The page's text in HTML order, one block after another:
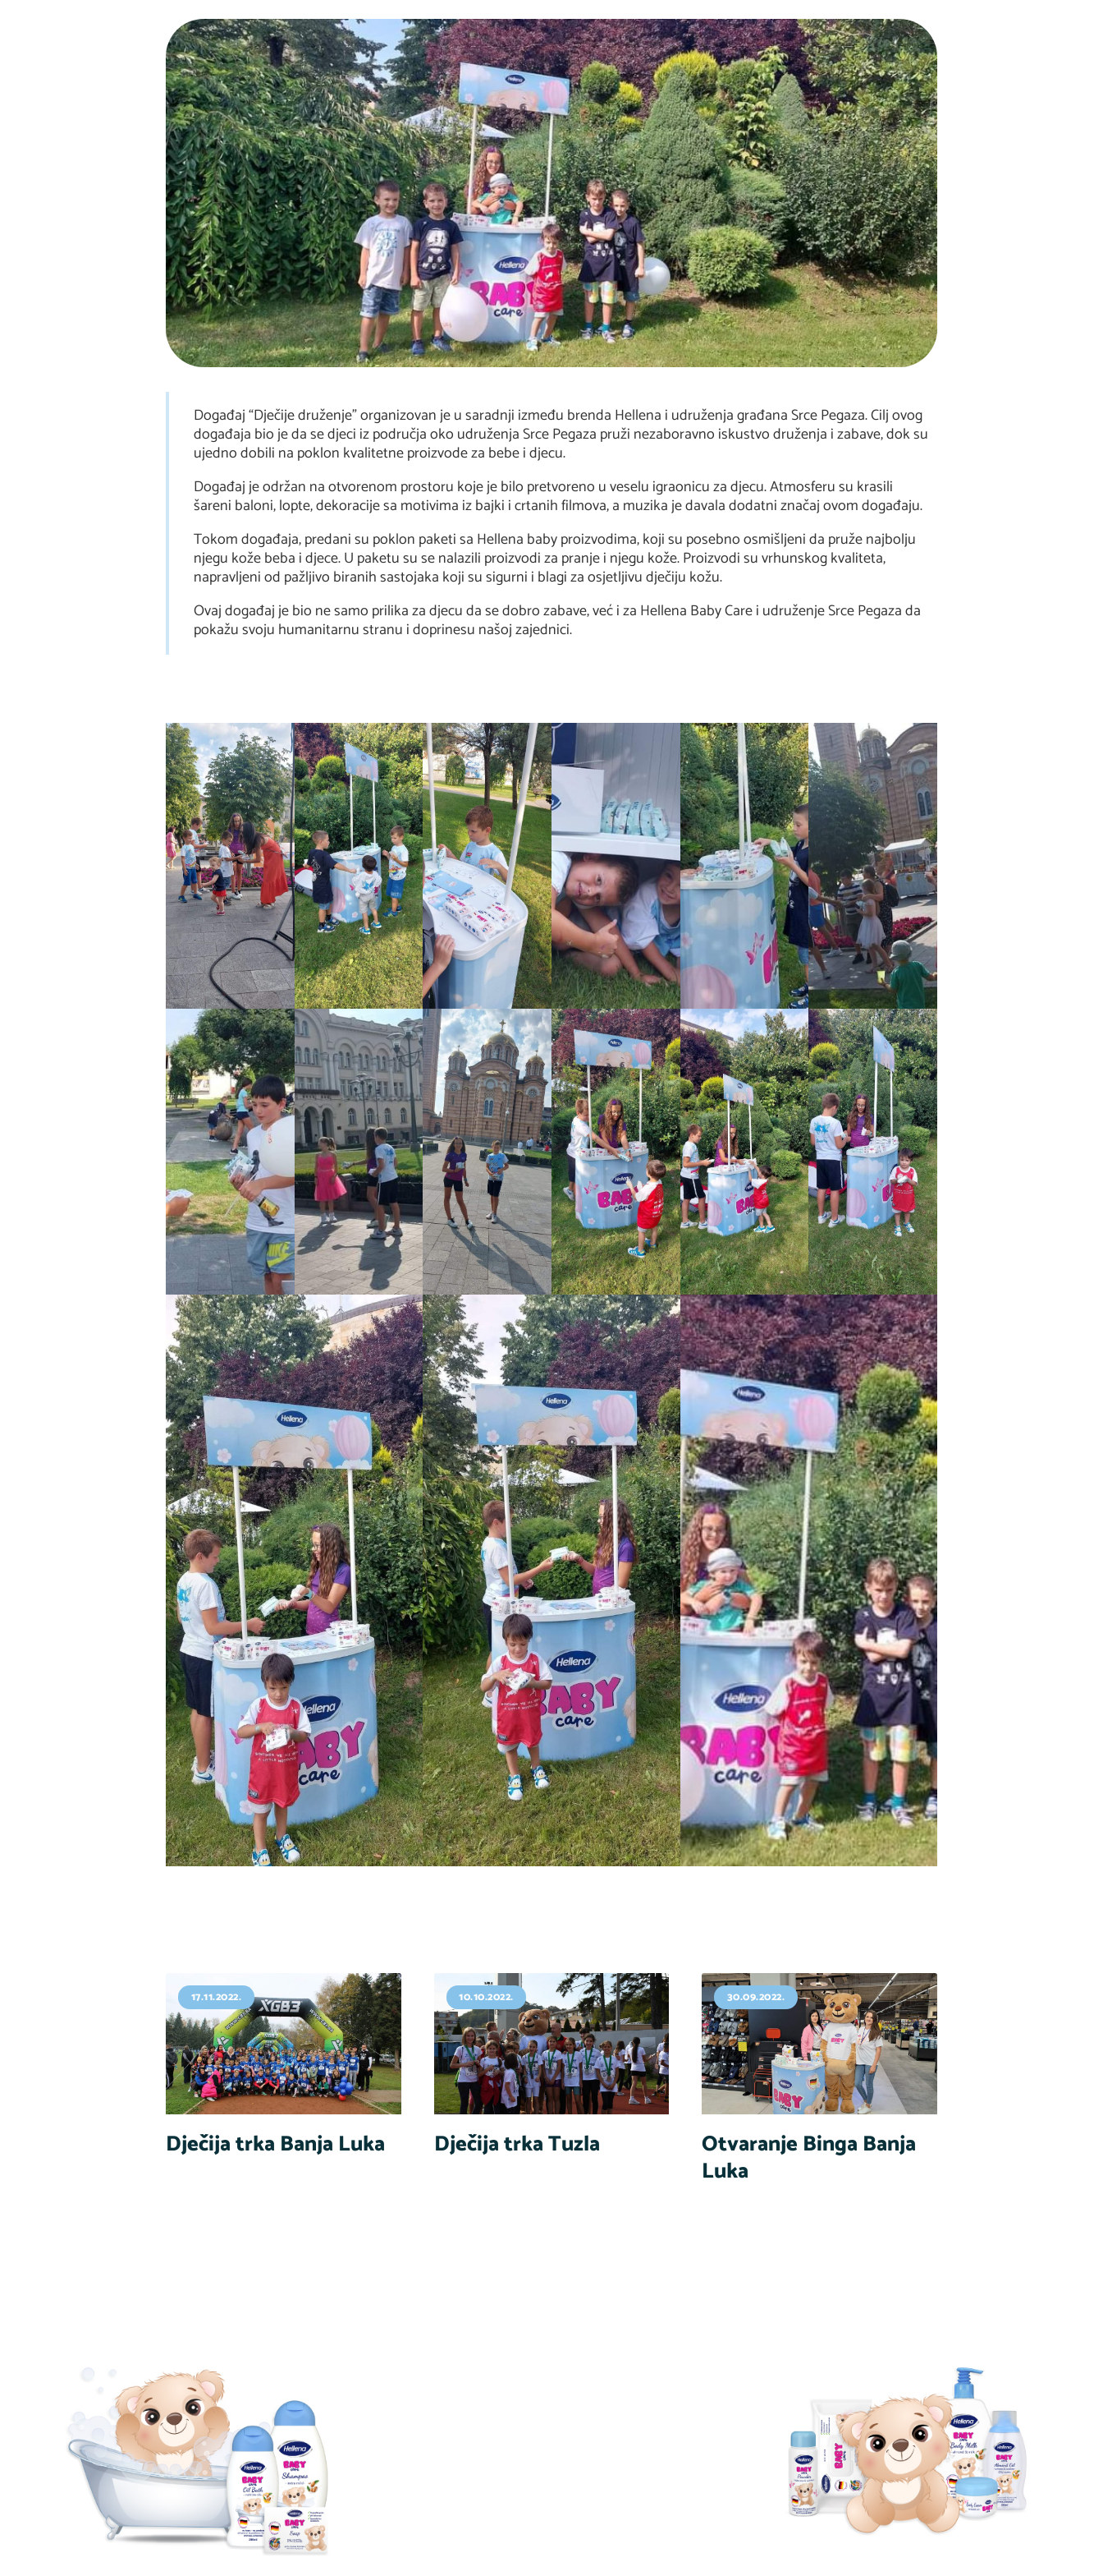
Događaj “Dječije druženje” organizovan je u saradnji između brenda Hellena i udruženja građana Srce Pegaza. Cilj ovog
događaja bio je da se djeci iz područja oko udruženja Srce Pegaza pruži nezaboravno iskustvo druženja i zabave, dok su
ujedno dobili na poklon kvalitetne proizvode za bebe i djecu.
Događaj je održan na otvorenom prostoru koje je bilo pretvoreno u veselu igraonicu za djecu. Atmosferu su krasili
šareni baloni, lopte, dekoracije sa motivima iz bajki i crtanih filmova, a muzika je davala dodatni značaj ovom događaju.
Tokom događaja, predani su poklon paketi sa Hellena baby proizvodima, koji su posebno osmišljeni da pruže najbolju
njegu kože beba i djece. U paketu su se nalazili proizvodi za pranje i njegu kože. Proizvodi su vrhunskog kvaliteta,
napravljeni od pažljivo biranih sastojaka koji su sigurni i blagi za osjetljivu dječiju kožu.
Ovaj događaj je bio ne samo prilika za djecu da se dobro zabave, već i za Hellena Baby Care i udruženje Srce Pegaza da
pokažu svoju humanitarnu stranu i doprinesu našoj zajednici.
17.11.2022.
Dječija trka Banja Luka
10.10.2022.
Dječija trka Tuzla
30.09.2022.
Otvaranje Binga Banja
Luka